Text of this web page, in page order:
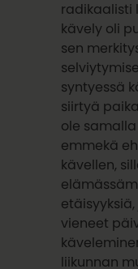
radikaalisti
kävely oli
sen
syntyessä
siirtyä
ole
emmekä
kävellen,
vieneet
liikunnan